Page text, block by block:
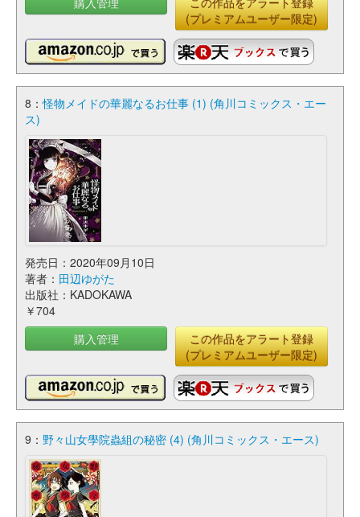
(プレミアムユーザー限定)
8：怪物メイドの華麗なるお仕事 (1) (角川コミックス・エー
ス)
発売日：2020年09月10日
著者： 田辺ゆがた
出版社：KADOKAWA
￥704
購入管理
この作品をアラート登録
(プレミアムユーザー限定)
9： 野々山女學院蟲組の秘密 (4) (角川コミックス・エース)